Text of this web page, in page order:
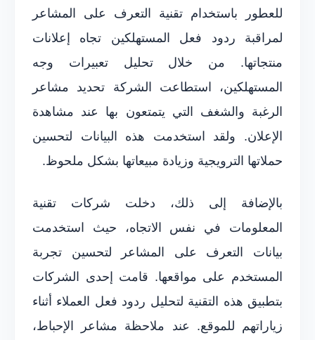
للعطور باستخدام تقنية التعرف على المشاعر
لمراقبة ردود فعل المستهلكين تجاه إعلانات
منتجاتها. من خلال تحليل تعبيرات وجه
المستهلكين، استطاعت الشركة تحديد مشاعر
الرغبة والشغف التي يتمتعون بها عند مشاهدة
الإعلان. ولقد استخدمت هذه البيانات لتحسين
حملاتها الترويجية وزيادة مبيعاتها بشكل ملحوظ.
بالإضافة إلى ذلك، دخلت شركات تقنية
المعلومات في نفس الاتجاه، حيث استخدمت
بيانات التعرف على المشاعر لتحسين تجربة
المستخدم على مواقعها. قامت إحدى الشركات
بتطبيق هذه التقنية لتحليل ردود فعل العملاء أثناء
زياراتهم للموقع. عند ملاحظة مشاعر الإحباط،